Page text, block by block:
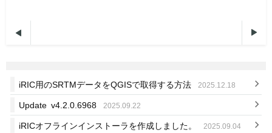
 
iRIC用のSRTMデータをQGISで取得する方法 2025.12.18
Update v4.2.0.6968 2025.09.22
iRICオフラインインストーラを作成しました。 2025.09.04